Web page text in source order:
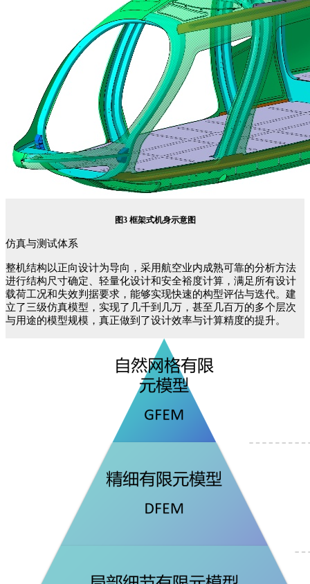
图3 框架式机身示意图
仿真与测试体系
整机结构以正向设计为导向，采用航空业内成熟可靠的分析方法
进行结构尺寸确定、轻量化设计和安全裕度计算，满足所有设计
载荷工况和失效判据要求，能够实现快速的构型评估与迭代。建
立了三级仿真模型，实现了几千到几万，甚至几百万的多个层次
与用途的模型规模，真正做到了设计效率与计算精度的提升。